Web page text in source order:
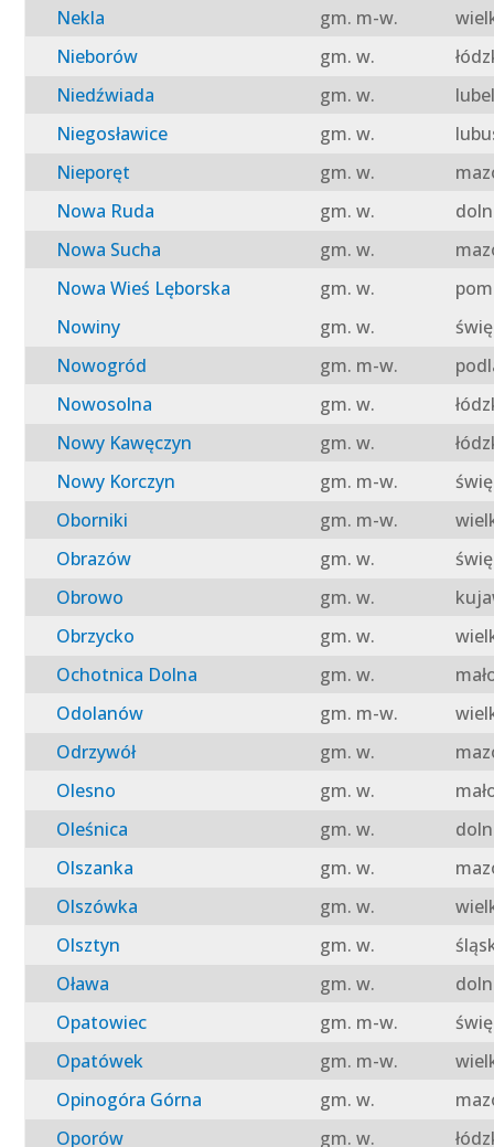
Nekla
gm. m-w.
Nieborów
gm. w.
Niedźwiada
gm. w.
Niegosławice
gm. w.
Nieporęt
gm. w.
Nowa Ruda
gm. w.
Nowa Sucha
gm. w.
Nowa Wieś Lęborska
gm. w.
Nowiny
gm. w.
Nowogród
gm. m-w.
Nowosolna
gm. w.
Nowy Kawęczyn
gm. w.
Nowy Korczyn
gm. m-w.
Oborniki
gm. m-w.
Obrazów
gm. w.
Obrowo
gm. w.
Obrzycko
gm. w.
Ochotnica Dolna
gm. w.
Odolanów
gm. m-w.
Odrzywół
gm. w.
Olesno
gm. w.
Oleśnica
gm. w.
Olszanka
gm. w.
Olszówka
gm. w.
Olsztyn
gm. w.
Oława
gm. w.
Opatowiec
gm. m-w.
Opatówek
gm. m-w.
Opinogóra Górna
gm. w.
Oporów
gm. w.